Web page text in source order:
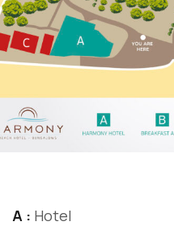
Α : Hotel